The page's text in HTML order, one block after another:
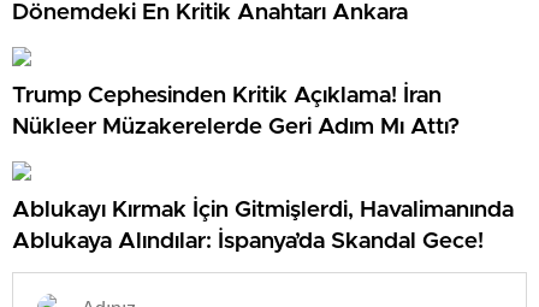
Dönemdeki En Kritik Anahtarı Ankara
Trump Cephesinden Kritik Açıklama! İran
Nükleer Müzakerelerde Geri Adım Mı Attı?
Ablukayı Kırmak İçin Gitmişlerdi, Havalimanında
Ablukaya Alındılar: İspanya’da Skandal Gece!